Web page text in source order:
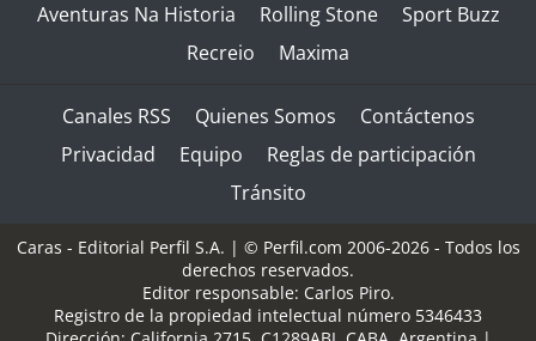
Aventuras Na Historia
Rolling Stone
Sport Buzz
Recreio
Maxima
Canales RSS Quienes Somos
Contáctenos
Privacidad
Equipo
Reglas de participación
Tránsito
Caras - Editorial Perfil S.A. | © Perfil.com 2006-2026 - Todos los
derechos reservados.
Editor responsable: Carlos Piro.
Registro de la propiedad intelectual número 5346433